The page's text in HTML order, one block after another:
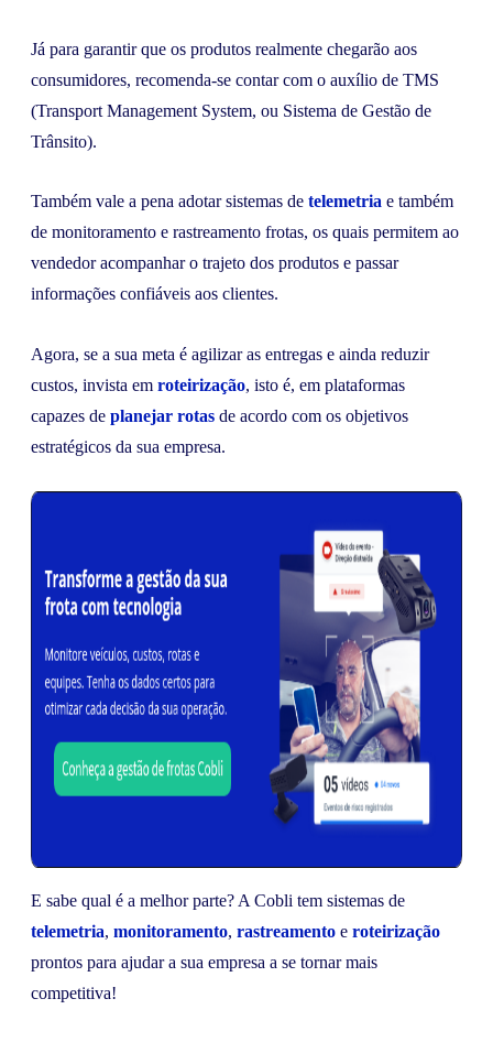
Já para garantir que os produtos realmente chegarão aos
consumidores, recomenda-se contar com o auxílio de TMS
(Transport Management System, ou Sistema de Gestão de
Trânsito).
Também vale a pena adotar sistemas de telemetria e também
de monitoramento e rastreamento frotas, os quais permitem ao
vendedor acompanhar o trajeto dos produtos e passar
informações confiáveis aos clientes.
Agora, se a sua meta é agilizar as entregas e ainda reduzir
custos, invista em roteirização, isto é, em plataformas
capazes de planejar rotas de acordo com os objetivos
estratégicos da sua empresa.
E sabe qual é a melhor parte? A Cobli tem sistemas de
telemetria, monitoramento, rastreamento e roteirização
prontos para ajudar a sua empresa a se tornar mais
competitiva!